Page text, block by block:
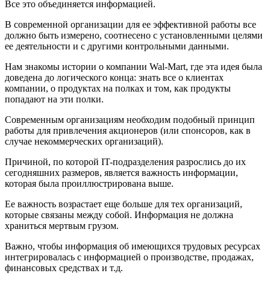
Все это объединяется информацией.
В современной организации для ее эффективной работы все
должно быть измерено, соотнесено с установленными целями
ее деятельности и с другими контрольными данными.
Нам знакомы истории о компании Wal-Mart, где эта идея была
доведена до логического конца: знать все о клиентах
компании, о продуктах на полках и том, как продукты
попадают на эти полки.
Современным организациям необходим подобный принцип
работы для привлечения акционеров (или спонсоров, как в
случае некоммерческих организаций).
Причиной, по которой IT-подразделения разрослись до их
сегодняшних размеров, является важность информации,
которая была проиллюстрирована выше.
Ее важность возрастает еще больше для тех организаций,
которые связаны между собой. Информация не должна
храниться мертвым грузом.
Важно, чтобы информация об имеющихся трудовых ресурсах
интегрировалась с информацией о производстве, продажах,
финансовых средствах и т.д.